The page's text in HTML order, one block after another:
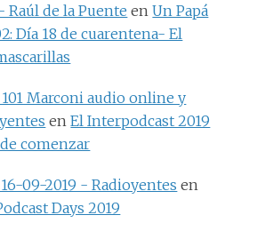
Raúl de la Puente enUn Papá
Día 18 de cuarentena- El
Marconi audio online y
enEl Interpodcast 2019
comenzar
09-2019 - Radioyentes en
Days 2019